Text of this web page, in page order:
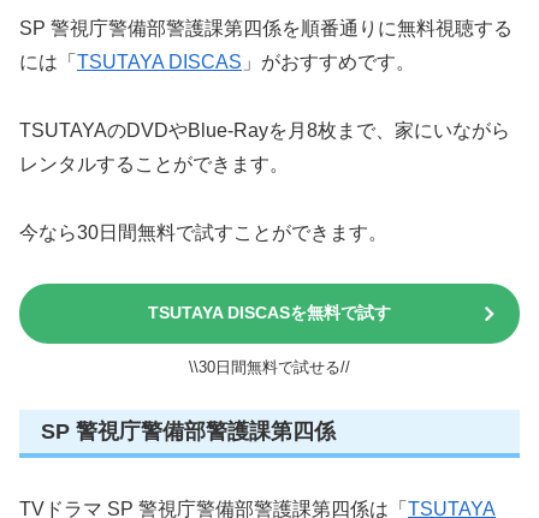
SP 警視庁警備部警護課第四係を順番通りに無料視聴する
には「 TSUTAYA DISCAS 」がおすすめです。
TSUTAYAのDVDやBlue-Rayを月8枚まで、家にいながら
レンタルすることができます。
今なら30日間無料で試すことができます。
TSUTAYA DISCASを無料で試す
\\30日間無料で試せる//
SP 警視庁警備部警護課第四係
TVドラマ SP 警視庁警備部警護課第四係は「 TSUTAYA